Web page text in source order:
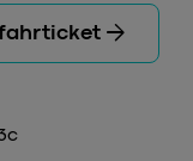
arrow_forward